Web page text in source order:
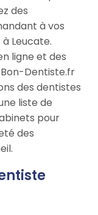
des
à vos
Leucate.
ligne et des
Dentiste.fr
des dentistes
liste de
pour
des